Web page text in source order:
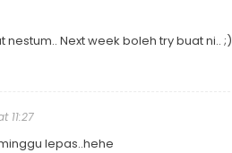
Next week boleh try buat ni.. ;)
11:27
lepas..hehe